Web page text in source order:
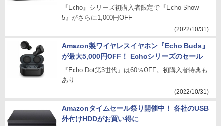
『Echo』シリーズ初購入者限定で『Echo Show
5』がさらに1,000円OFF
(2022/10/31)
Amazon製ワイヤレスイヤホン『Echo Buds』
が最大5,000円OFF！ Echoシリーズのセール
『Echo Dot第3世代』は60％OFF。初購入者特典も
あり
(2022/10/31)
Amazonタイムセール祭り開催中！ 各社のUSB
外付けHDDがお買い得に